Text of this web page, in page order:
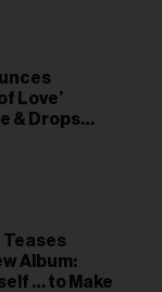
Love’
& Drops
Album:
… to Make